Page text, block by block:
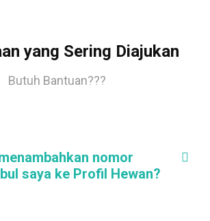
yang Sering Diajukan
Butuh Bantuan???
nomor
saya ke Profil Hewan?